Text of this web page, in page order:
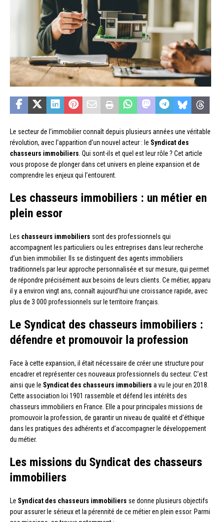
Le secteur de l’immobilier connaît depuis plusieurs années une véritable
révolution, avec l’apparition d’un nouvel acteur : le Syndicat des
chasseurs immobiliers . Qui sont-ils et quel est leur rôle ? Cet article
vous propose de plonger dans cet univers en pleine expansion et de
comprendre les enjeux qui l’entourent.
Les chasseurs immobiliers : un métier en
plein essor
Les chasseurs immobiliers sont des professionnels qui
accompagnent les particuliers ou les entreprises dans leur recherche
d’un bien immobilier. Ils se distinguent des agents immobiliers
traditionnels par leur approche personnalisée et sur mesure, qui permet
de répondre précisément aux besoins de leurs clients. Ce métier, apparu
il y a environ vingt ans, connaît aujourd’hui une croissance rapide, avec
plus de 3 000 professionnels sur le territoire français.
Le Syndicat des chasseurs immobiliers :
défendre et promouvoir la profession
Face à cette expansion, il était nécessaire de créer une structure pour
encadrer et représenter ces nouveaux professionnels du secteur. C’est
ainsi que le Syndicat des chasseurs immobiliers a vu le jour en 2018.
Cette association loi 1901 rassemble et défend les intérêts des
chasseurs immobiliers en France. Elle a pour principales missions de
promouvoir la profession, de garantir un niveau de qualité et d’éthique
dans les pratiques des adhérents et d’accompagner le développement
du métier.
Les missions du Syndicat des chasseurs
immobiliers
Le Syndicat des chasseurs immobiliers se donne plusieurs objectifs
pour assurer le sérieux et la pérennité de ce métier en plein essor. Parmi